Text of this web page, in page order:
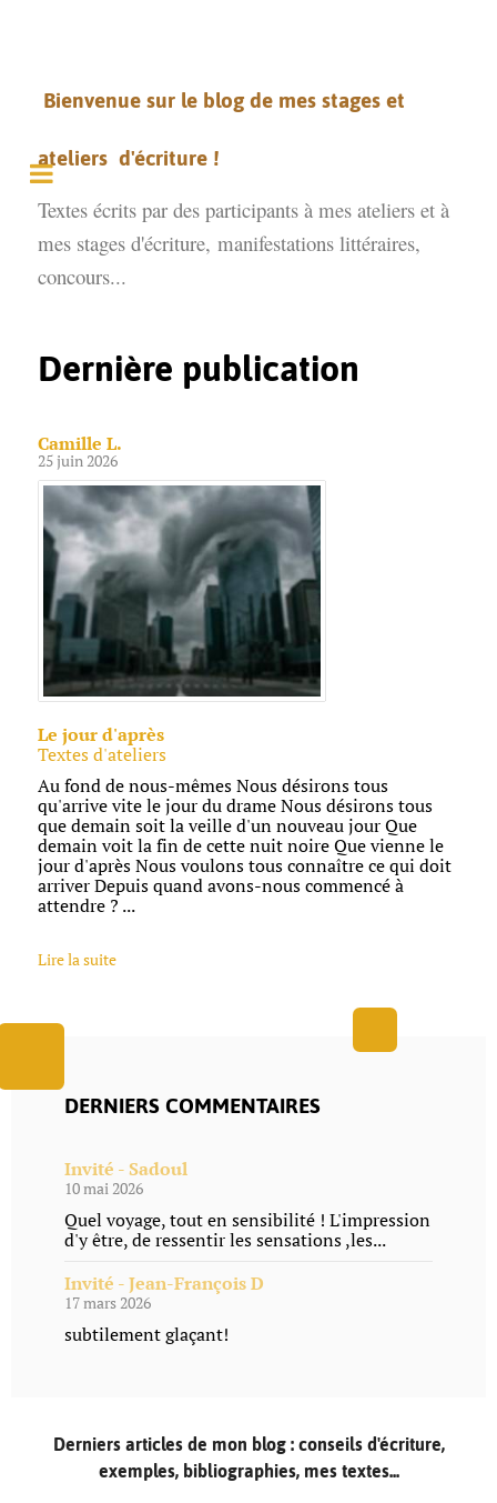
Bienvenue sur le blog de mes stages et
ateliers d'écriture !
Textes écrits par des participants à mes ateliers et à
mes stages d'écriture, manifestations littéraires,
concours...
Dernière publication
Camille L.
25 juin 2026
Le jour d'après
Textes d'ateliers
Au fond de nous-mêmes Nous désirons tous
qu'arrive vite le jour du drame Nous désirons tous
que demain soit la veille d'un nouveau jour Que
demain voit la fin de cette nuit noire Que vienne le
jour d'après Nous voulons tous connaître ce qui doit
arriver Depuis quand avons-nous commencé à
attendre ? ...
Lire la suite
DERNIERS COMMENTAIRES
Invité - Sadoul
10 mai 2026
Quel voyage, tout en sensibilité ! L'impression
d'y être, de ressentir les sensations ,les...
Invité - Jean-François D
17 mars 2026
subtilement glaçant!
Derniers articles de mon blog : conseils d'écriture,
exemples, bibliographies, mes textes...